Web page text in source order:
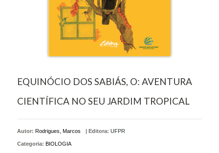
EQUINÓCIO DOS SABIÁS, O: AVENTURA
CIENTÍFICA NO SEU JARDIM TROPICAL
Autor: Rodrigues, Marcos Editora: UFPR
Categoria: BIOLOGIA